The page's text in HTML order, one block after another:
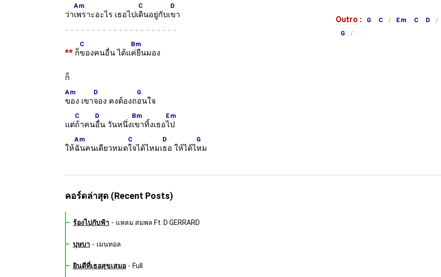
ว่า
Am
เพราะอะไร เธอไปเ
C
ดินอยู่กับเ
D
ขา
-
** ก็
C
ของคนอื่น ได้แ
Bm
ค่ยืนมอง
ก็
Am
ของ เขา
D
จอง คงต้องถ
G
อนใจ
แต่
C
ถ้าคน
D
อื่น วันหนึ่ง
Bm
เขาทิ้งเธอ
Em
ไป
ให้
Am
ฉันคนเดียวหมด
C
ใจได้ไหมเ
D
ธอ ให้ได้ไ
G
หม
Outro : G C Em C D
G
คอร์ดล่าสุด (Recent Posts)
ร้องไปกับฟ้า - แหลม สมพล Ft. D GERRARD
บุษบา - เมนทอล
ยินดีที่เธอสุขเสมอ - Full